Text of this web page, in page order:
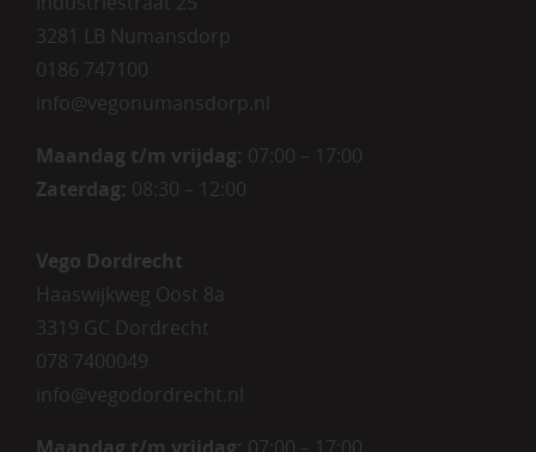
3281 LB Numansdorp
0186 747100
info@vegonumansdorp.nl
Maandag t/m vrijdag: 07:00 – 17:00
Zaterdag: 08:30 – 12:00
Vego Dordrecht
Haaswijkweg Oost 8a
3319 GC Dordrecht
078 7400049
info@vegodordrecht.nl